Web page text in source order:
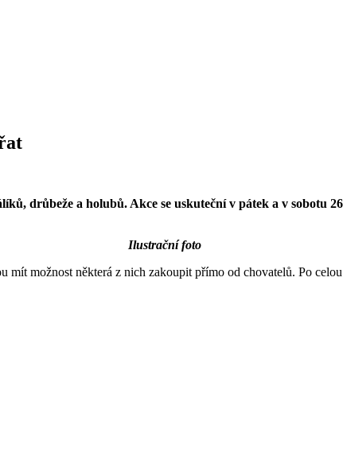
drůbeže a holubů. Akce se uskuteční v pátek a v sobotu
Ilustrační foto
možnost některá z nich zakoupit přímo od chovatelů. Po